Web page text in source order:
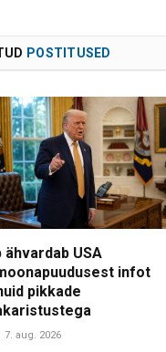
POSTITUSED
ähvardab USA
infot
pikkade
7. aug. 2026